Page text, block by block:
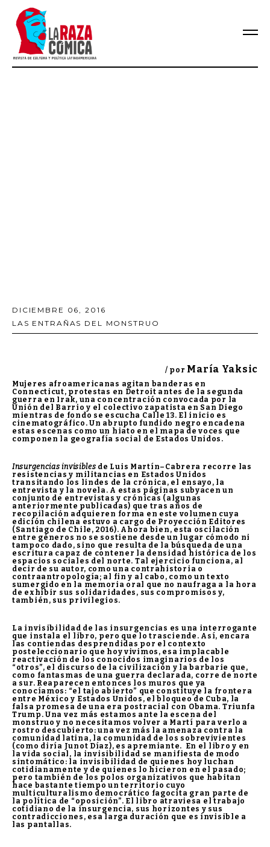
DICIEMBRE 06, 2016
LAS ENTRAÑAS DEL MONSTRUO
/ por María Yaksic
Mujeres afroamericanas agitan banderas en
Connecticut, protestas en Detroit antes de la segunda
guerra en Irak, una concentración convocada por la
Unión del Barrio y el colectivo zapatista en San Diego
mientras de fondo se escucha Calle 13. El inicio es
cinematográfico. Un abrupto fundido negro encadena
estas escenas como un hiato en el mapa de voces que
componen la geografía social de Estados Unidos.
Insurgencias invisibles de Luis Martín–Cabrera recorre las
resistencias y militancias en Estados Unidos
transitando los lindes de la crónica, el ensayo, la
entrevista y la novela. A estas páginas subyacen un
conjunto de entrevistas y crónicas (algunas
anteriormente publicadas) que tras años de
recopilación adquieren forma en este volumen cuya
edición chilena estuvo a cargo de Proyección Editores
(Santiago de Chile, 2016). Ahora bien, esta oscilación
entre géneros no se sostiene desde un lugar cómodo ni
tampoco dado, sino que resulta de la búsqueda de una
escritura capaz de contener la densidad histórica de los
espacios sociales del norte. Tal ejercicio funciona, al
decir de su autor, como una contrahistoria o
contraantropología; al fin y al cabo, como un texto
sumergido en la memoria oral que no naufraga a la hora
de exhibir sus solidaridades, sus compromisos y,
también, sus privilegios.
La invisibilidad de las insurgencias es una interrogante
que instala el libro, pero que lo trasciende. Así, encara
las contiendas desprendidas por el contexto
posteleccionario que hoy vivimos, esa implacable
reactivación de los conocidos imaginarios de los
“otros”, el discurso de la civilización y la barbarie que,
como fantasmas de una guerra declarada, corre de norte
a sur. Reaparecen entonces los muros que ya
conocíamos: “el tajo abierto” que constituye la frontera
entre México y Estados Unidos, el bloqueo de Cuba, la
falsa promesa de una era postracial con Obama. Triunfa
Trump. Una vez más estamos ante la escena del
monstruo y no necesitamos volver a Martí para verlo a
rostro descubierto: una vez más la amenaza contra la
comunidad latina, la comunidad de los sobrevivientes
(como diría Junot Díaz), es apremiante. En el libro y en
la vida social, la invisibilidad se manifiesta de modo
sintomático: la invisibilidad de quienes hoy luchan
cotidianamente y de quienes lo hicieron en el pasado;
pero también de los polos organizativos que habitan
hace bastante tiempo un territorio cuyo
multiculturalismo democrático fagocita gran parte de
la política de “oposición”. El libro atraviesa el trabajo
cotidiano de la insurgencia, sus horizontes y sus
contradicciones, esa larga duración que es invisible a
las pantallas.